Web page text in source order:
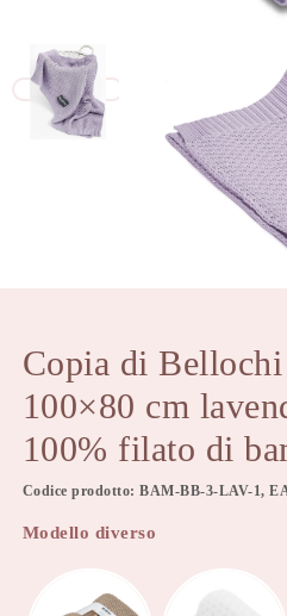
Copia di
100×80 cm
100% filato di
Codice prodotto: BAM-BB-3-LAV-1,
Modello diverso